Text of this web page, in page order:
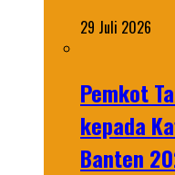
29 Juli 2026
Pemkot
kepada
Banten